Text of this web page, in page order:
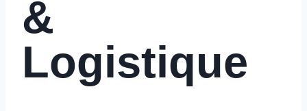
&
Logistique